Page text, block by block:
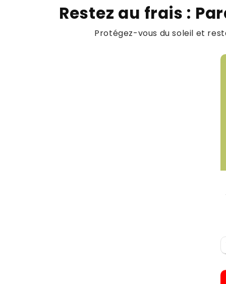
Restez au frais :
Protégez-vous du soleil et